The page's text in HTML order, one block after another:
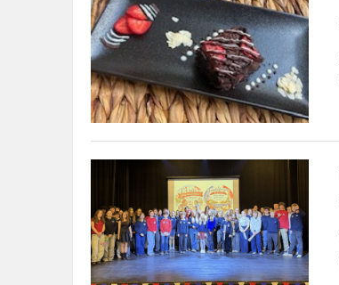
miesto
technologijų
olimpiadoje
„Žemės
ritmu“
Frankofonijos
Fabijoniškių
gimnazijoje